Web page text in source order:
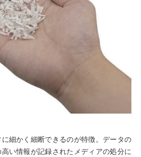
細かく細断できるのが特徴。データの
い情報が記録されたメディアの処分に